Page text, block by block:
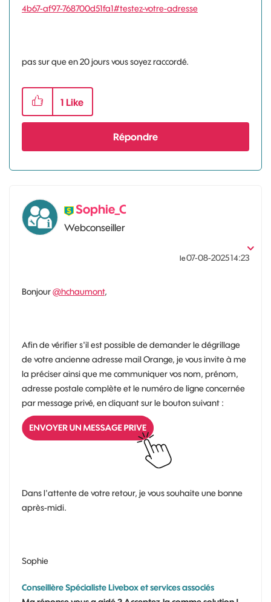
4b67-af97-768700d51fa1#testez-votre-adresse
pas sur que en 20 jours vous soyez raccordé.
1 Like
Répondre
Sophie_C
Webconseiller
le‎07-08-202514:23
Bonjour@hchaumont,
Afin de vérifier s'il est possible de demander le dégrillage
de votre ancienne adresse mail Orange, je vous invite à me
la préciser ainsi que me communiquer vos nom, prénom,
adresse postale complète et le numéro de ligne concernée
par message privé, en cliquant sur le bouton suivant :
Dans l'attente de votre retour, je vous souhaite une bonne
après-midi.
Sophie
Conseillère Spécialiste Livebox et services associés